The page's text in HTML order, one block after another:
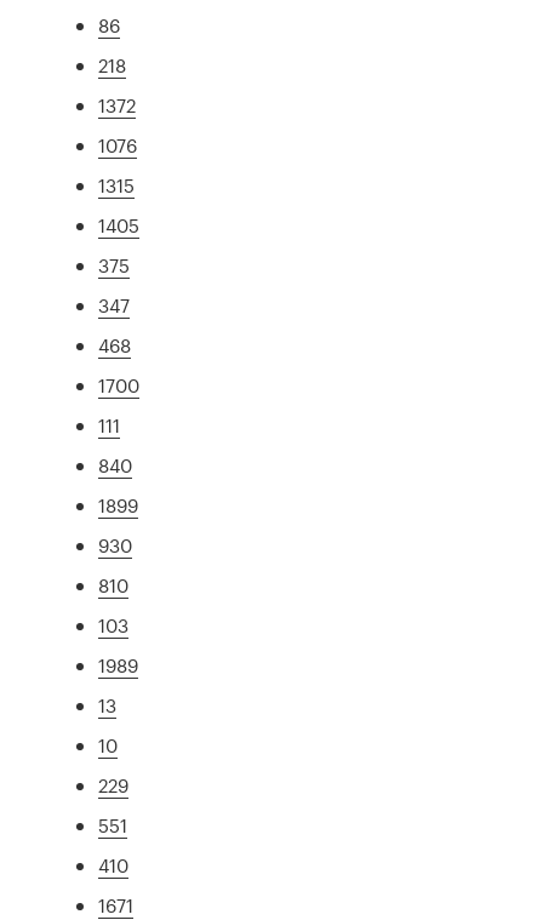
86
218
1372
1076
1315
1405
375
347
468
1700
111
840
1899
930
810
103
1989
13
10
229
551
410
1671